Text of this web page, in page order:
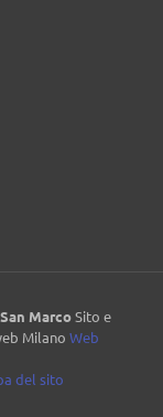
MarcoSito e
Milano Web
del sito